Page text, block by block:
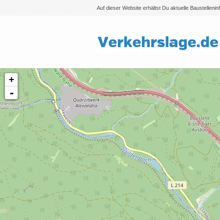
Auf dieser Website erhältst Du aktuelle
+
-